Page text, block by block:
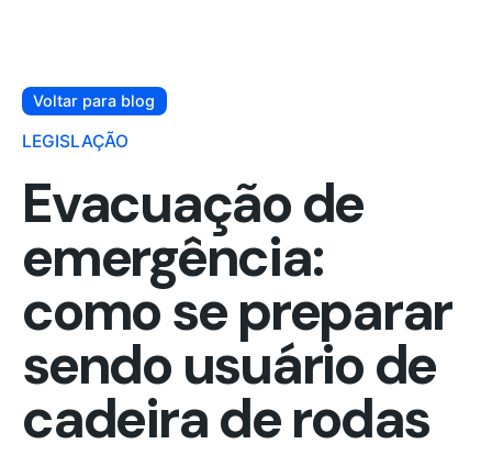
Voltar para blog
LEGISLAÇÃO
Evacuação de
emergência:
como se preparar
sendo usuário de
cadeira de rodas